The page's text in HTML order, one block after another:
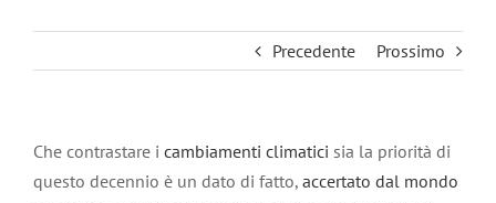
Precedente Prossimo
Che contrastare i cambiamenti climatici sia la priorità di
questo decennio è un dato di fatto, accertato dal mondo